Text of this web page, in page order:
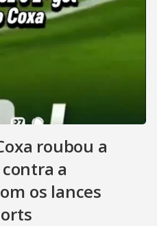
roubou a
a
os lances